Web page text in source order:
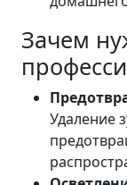
Зачем
Удаление